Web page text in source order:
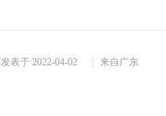
发表于 2022-04-02 来自广东